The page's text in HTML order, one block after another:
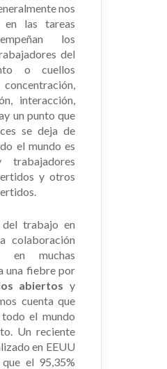
nos
en las tareas
los
del
o cuellos
interacción,
un punto que
se deja de
el mundo es
trabajadores
y otros
trabajo en
colaboración
en muchas
una fiebre por
abiertos y
cuenta que
el mundo
Un reciente
en EEUU
el 95,35%